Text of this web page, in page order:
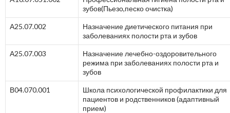
зубов(Пьезо,песко очистка)
А25.07.002
Назначение диетического питания при
заболеваниях полости рта и зубов
А25.07.003
Назначение лечебно-оздоровительного
режима при заболеваниях полости рта и
зубов
В04.070.001
Школа психологической профилактики для
пациентов и родственников (адаптивный
прием)